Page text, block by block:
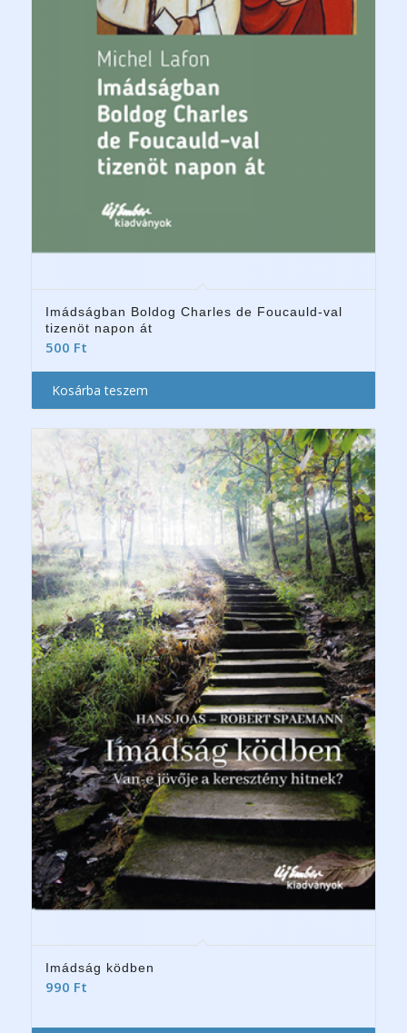
Imádságban Boldog Charles de Foucauld-val
tizenöt napon át
500 Ft
Kosárba teszem
Imádság ködben
990 Ft